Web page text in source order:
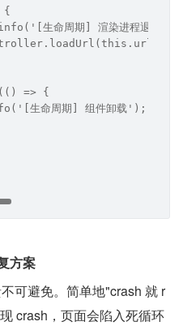
生命周期] 渲染进程退出:
=> {
生命周期] 组件卸载');
方案
可避免。简单地"crash 就 r
crash，页面会陷入死循环